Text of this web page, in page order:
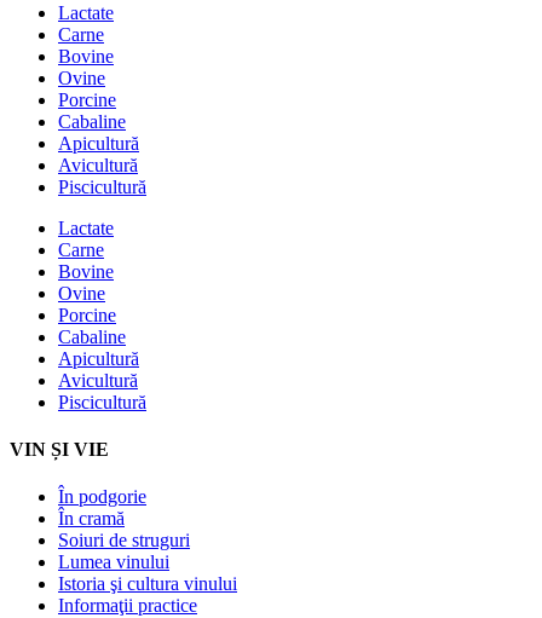
Lactate
Carne
Bovine
Ovine
Porcine
Cabaline
Apicultură
Avicultură
Piscicultură
Lactate
Carne
Bovine
Ovine
Porcine
Cabaline
Apicultură
Avicultură
Piscicultură
VIN ȘI VIE
În podgorie
În cramă
Soiuri de struguri
Lumea vinului
Istoria şi cultura vinului
Informaţii practice